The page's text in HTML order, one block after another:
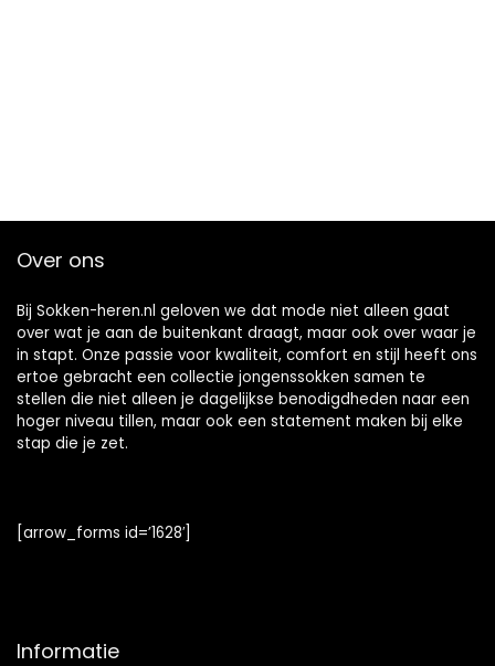
Over ons
Bij Sokken-heren.nl geloven we dat mode niet alleen gaat
over wat je aan de buitenkant draagt, maar ook over waar je
in stapt. Onze passie voor kwaliteit, comfort en stijl heeft ons
ertoe gebracht een collectie jongenssokken samen te
stellen die niet alleen je dagelijkse benodigdheden naar een
hoger niveau tillen, maar ook een statement maken bij elke
stap die je zet.
[arrow_forms id=’1628′]
Informatie